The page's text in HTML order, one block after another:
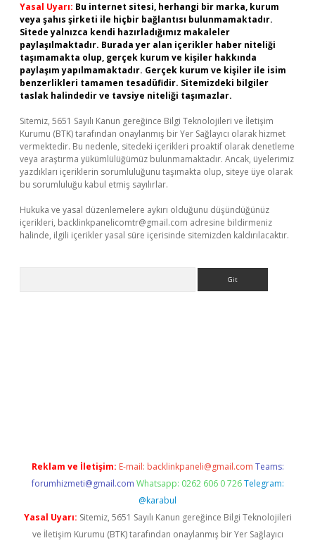
Yasal Uyarı: Bu internet sitesi, herhangi bir marka, kurum
veya şahıs şirketi ile hiçbir bağlantısı bulunmamaktadır.
Sitede yalnızca kendi hazırladığımız makaleler
paylaşılmaktadır. Burada yer alan içerikler haber niteliği
taşımamakta olup, gerçek kurum ve kişiler hakkında
paylaşım yapılmamaktadır. Gerçek kurum ve kişiler ile isim
benzerlikleri tamamen tesadüfidir. Sitemizdeki bilgiler
taslak halindedir ve tavsiye niteliği taşımazlar.
Sitemiz, 5651 Sayılı Kanun gereğince Bilgi Teknolojileri ve İletişim
Kurumu (BTK) tarafından onaylanmış bir Yer Sağlayıcı olarak hizmet
vermektedir. Bu nedenle, sitedeki içerikleri proaktif olarak denetleme
veya araştırma yükümlülüğümüz bulunmamaktadır. Ancak, üyelerimiz
yazdıkları içeriklerin sorumluluğunu taşımakta olup, siteye üye olarak
bu sorumluluğu kabul etmiş sayılırlar.
Hukuka ve yasal düzenlemelere aykırı olduğunu düşündüğünüz
içerikleri, backlinkpanelicomtr@gmail.com adresine bildirmeniz
halinde, ilgili içerikler yasal süre içerisinde sitemizden kaldırılacaktır.
Reklam ve İletişim: E-mail: backlinkpaneli@gmail.com Teams:
forumhizmeti@gmail.com Whatsapp: 0262 606 0 726 Telegram:
@karabul
Yasal Uyarı: Sitemiz, 5651 Sayılı Kanun gereğince Bilgi Teknolojileri
ve İletişim Kurumu (BTK) tarafından onaylanmış bir Yer Sağlayıcı